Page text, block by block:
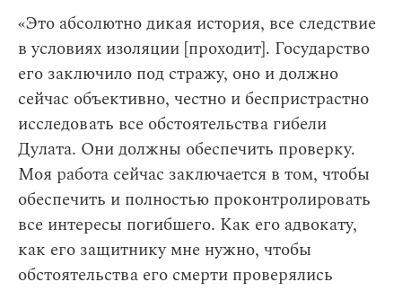
«Это абсолютно дикая история, все следствие
в условиях изоляции [проходит]. Государство
его заключило под стражу, оно и должно
сейчас объективно, честно и беспристрастно
исследовать все обстоятельства гибели
Дулата. Они должны обеспечить проверку.
Моя работа сейчас заключается в том, чтобы
обеспечить и полностью проконтролировать
все интересы погибшего. Как его адвокату,
как его защитнику мне нужно, чтобы
обстоятельства его смерти проверялись